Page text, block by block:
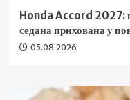
Honda Accord 2027:
седана прихована у
05.08.2026